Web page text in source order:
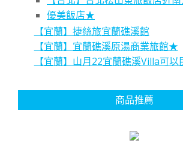
優美飯店★
【宜蘭】捷絲旅宜蘭礁溪館
【宜蘭】宜蘭礁溪原湯商業旅館★
【宜蘭】山月22宜蘭礁溪Villa可
商品推薦